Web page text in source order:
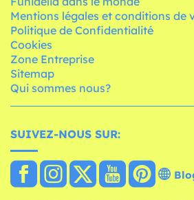
Mentions légales et conditions de
Politique de Confidentialité
Cookies
Zone Entreprise
Sitemap
Qui sommes nous?
SUIVEZ-NOUS SUR: